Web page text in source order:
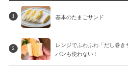
1 基本のたまごサンド
2
レンジでふわふわ「だし巻
パンも使わない！